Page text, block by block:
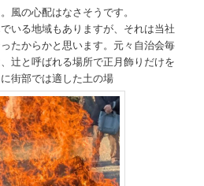
風の心配はなさそうです。
いる地域もありますが、それは当社
たからかと思います。元々自治会毎
辻と呼ばれる場所で正月飾りだけを
街部では適した土の場